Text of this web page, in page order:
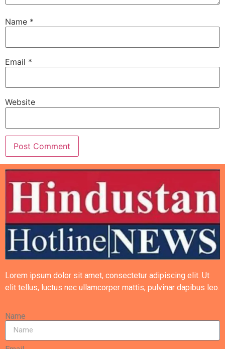
Name *
Email *
Website
Lorem ipsum dolor sit amet, consectetur adipiscing elit. Ut
elit tellus, luctus nec ullamcorper mattis, pulvinar dapibus leo.
Name